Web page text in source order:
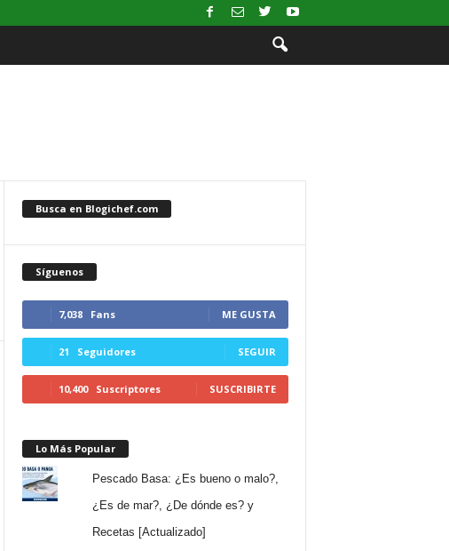
Busca en Blogichef.com
Síguenos
7,038 Fans ME GUSTA
21 Seguidores SEGUIR
10,400 Suscriptores SUSCRIBIRTE
Lo Más Popular
Pescado Basa: ¿Es bueno o malo?,
¿Es de mar?, ¿De dónde es? y
Recetas [Actualizado]